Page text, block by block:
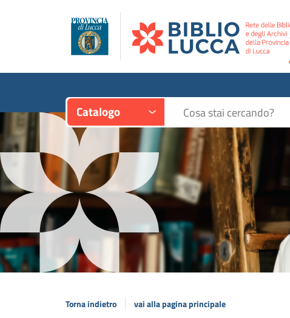
Catalogo Cerca su "Catalogo"
Torna indietro vai alla pagina principale